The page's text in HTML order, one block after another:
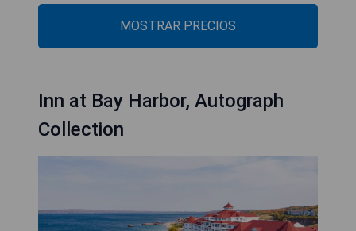
MOSTRAR PRECIOS
Inn at Bay Harbor, Autograph
Collection